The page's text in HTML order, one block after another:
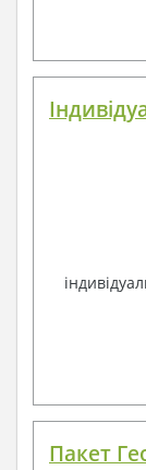
Пакет